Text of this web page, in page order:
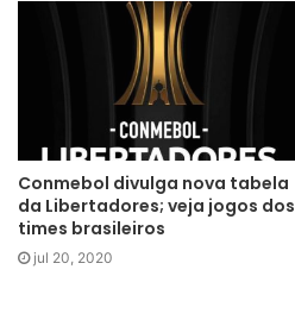
Conmebol divulga nova tabela
da Libertadores; veja jogos dos
times brasileiros
jul 20, 2020